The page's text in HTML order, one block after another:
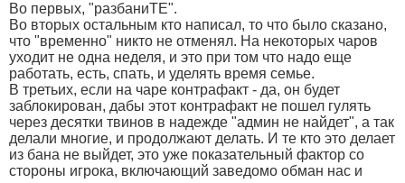
Во первых, "разбаниТЕ".
Во вторых остальным кто написал, то что было сказано,
что "временно" никто не отменял. На некоторых чаров
уходит не одна неделя, и это при том что надо еще
работать, есть, спать, и уделять время семье.
В третьих, если на чаре контрафакт - да, он будет
заблокирован, дабы этот контрафакт не пошел гулять
через десятки твинов в надежде "админ не найдет", а так
делали многие, и продолжают делать. И те кто это делает
из бана не выйдет, это уже показательный фактор со
стороны игрока, включающий заведомо обман нас и